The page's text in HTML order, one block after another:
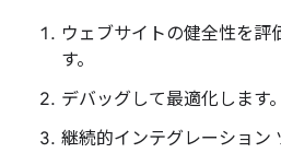
ウェブサイトの健全性を評
す。
デバッグして最適化します。
継続的インテグレーション